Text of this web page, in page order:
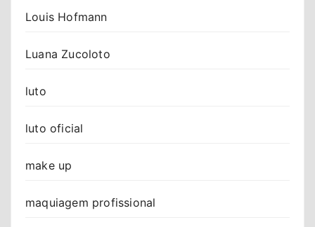
Louis Hofmann
Luana Zucoloto
luto
luto oficial
make up
maquiagem profissional